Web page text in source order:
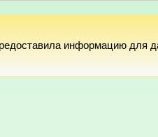
информацию для